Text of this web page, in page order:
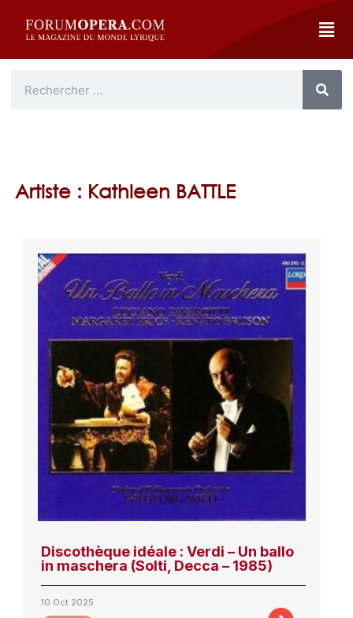
Artiste : Kathleen BATTLE
Discothèque idéale : Verdi – Un ballo
in maschera (Solti, Decca – 1985)
10 Oct 2025